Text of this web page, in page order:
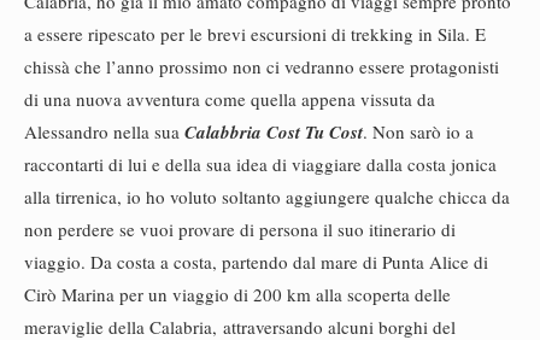
a essere ripescato per le brevi escursioni di trekking in Sila. E
chissà che l’anno prossimo non ci vedranno essere protagonisti
di una nuova avventura come quella appena vissuta da
Alessandro nella sua Calabbria Cost Tu Cost. Non sarò io a
raccontarti di lui e della sua idea di viaggiare dalla costa jonica
alla tirrenica, io ho voluto soltanto aggiungere qualche chicca da
non perdere se vuoi provare di persona il suo itinerario di
viaggio. Da costa a costa, partendo dal mare di Punta Alice di
Cirò Marina per un viaggio di 200 km alla scoperta delle
meraviglie della Calabria, attraversando alcuni borghi del